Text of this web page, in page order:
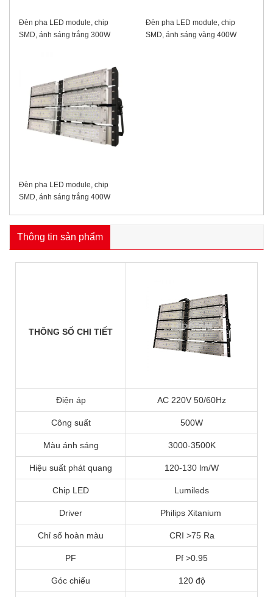
Đèn pha LED module, chip
SMD, ánh sáng trắng 300W
Đèn pha LED module, chip
SMD, ánh sáng vàng 400W
Đèn pha LED module, chip
SMD, ánh sáng trắng 400W
Thông tin sản phẩm
THÔNG SỐ CHI TIẾT
Điện áp AC 220V 50/60Hz
Công suất 500W
Màu ánh sáng 3000-3500K
Hiệu suất phát quang 120-130 lm/W
Chip LED Lumileds
Driver Philips Xitanium
Chỉ số hoàn màu CRI >75 Ra
PF Pf >0.95
Góc chiếu 120 độ